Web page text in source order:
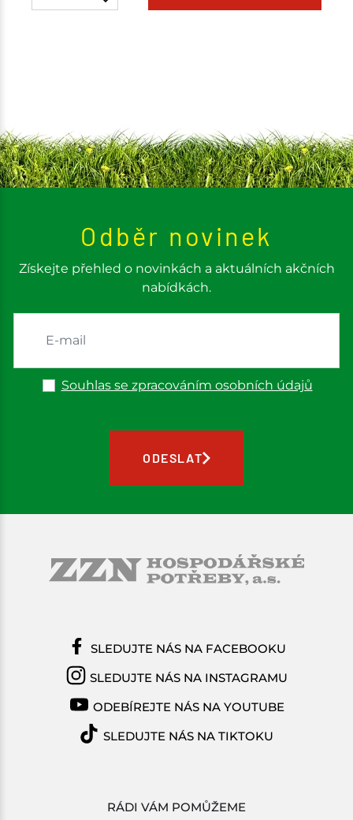
Odběr novinek
Získejte přehled o novinkách a aktuálních akčních
nabídkách.
Souhlas se zpracováním osobních údajů
ODESLAT
RÁDI VÁM POMŮŽEME
SLEDUJTE NÁS NA FACEBOOKU
SLEDUJTE NÁS NA INSTAGRAMU
ODEBÍREJTE NÁS NA YOUTUBE
SLEDUJTE NÁS NA TIKTOKU